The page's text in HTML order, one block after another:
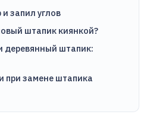
запил углов
штапик киянкой?
деревянный штапик:
при замене штапика